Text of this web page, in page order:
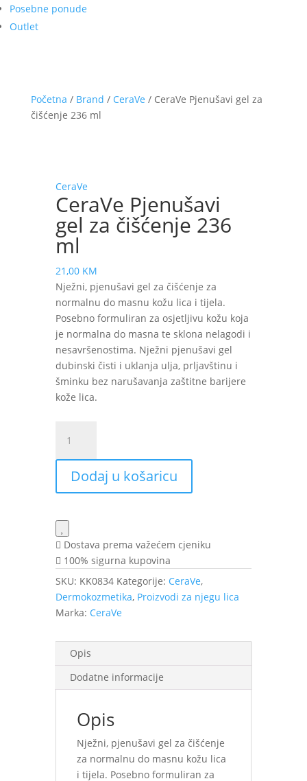
Posebne ponude
Outlet
Početna / Brand / CeraVe / CeraVe Pjenušavi gel za
čišćenje 236 ml
CeraVe
CeraVe Pjenušavi
gel za čišćenje 236
ml
21,00 KM
Nježni, pjenušavi gel za čišćenje za
normalnu do masnu kožu lica i tijela.
Posebno formuliran za osjetljivu kožu koja
je normalna do masna te sklona nelagodi i
nesavršenostima. Nježni pjenušavi gel
dubinski čisti i uklanja ulja, prljavštinu i
šminku bez narušavanja zaštitne barijere
kože lica.
Pjenušavi
gel
čišćenje
ml
količina
Dodaj u košaricu
Dostava prema važećem cjeniku
100% sigurna kupovina
SKU: KK0834 Kategorije: CeraVe,
Dermokozmetika, Proizvodi za njegu lica
Marka: CeraVe
Opis
Dodatne informacije
Opis
Nježni, pjenušavi gel za čišćenje
za normalnu do masnu kožu lica
i tijela. Posebno formuliran za